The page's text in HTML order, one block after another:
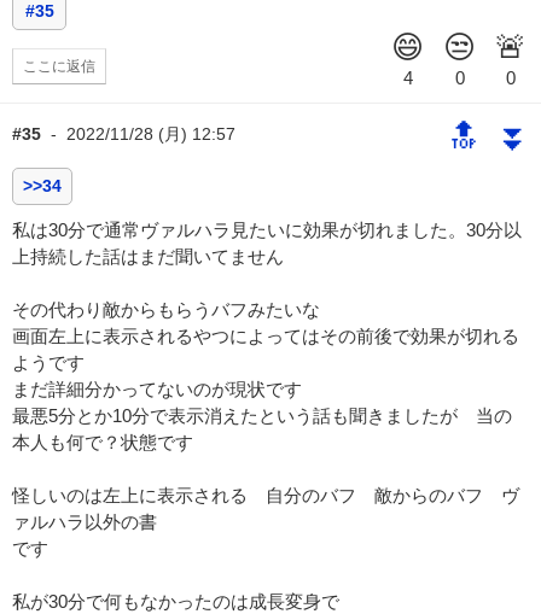
#35
ここに返信
#35 - 2022/11/28 (月) 12:57 🔝 ⏬
>>34
私は30分で通常ヴァルハラ見たいに効果が切れました。30分以
上持続した話はまだ聞いてません
その代わり敵からもらうバフみたいな
画面左上に表示されるやつによってはその前後で効果が切れる
ようです
まだ詳細分かってないのが現状です
最悪5分とか10分で表示消えたという話も聞きましたが 当の
本人も何で？状態です
怪しいのは左上に表示される 自分のバフ 敵からのバフ ヴ
ァルハラ以外の書
です
私が30分で何もなかったのは成長変身で